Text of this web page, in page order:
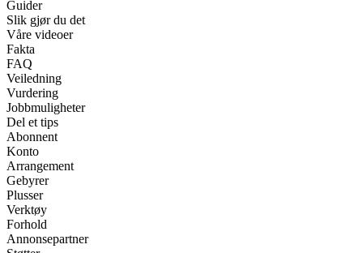
Guider
Slik gjør du det
Våre videoer
Fakta
FAQ
Veiledning
Vurdering
Jobbmuligheter
Del et tips
Abonnent
Konto
Arrangement
Gebyrer
Plusser
Verktøy
Forhold
Annonsepartner